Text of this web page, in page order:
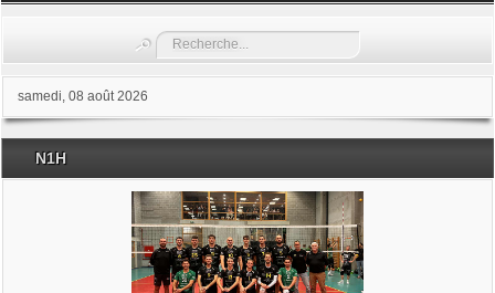
Les samedis du sport
Les stages
Documents
Rechercher
samedi, 08 août 2026
N1H